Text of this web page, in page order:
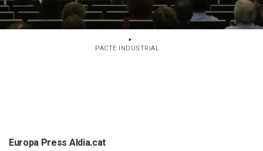
PACTE INDUSTRIAL
Europa Press Aldia.cat